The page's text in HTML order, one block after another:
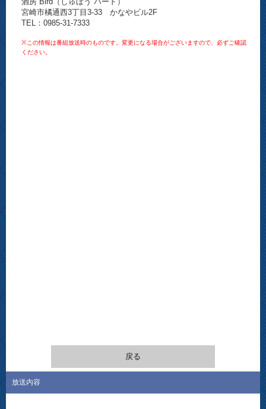
宮崎市橘通西3丁目3-33 かなやビル2F
TEL：0985-31-7333
※この情報は番組放送時のものです。変更になる場合がございますので、必ずご確認
ください。
戻る
放送内容